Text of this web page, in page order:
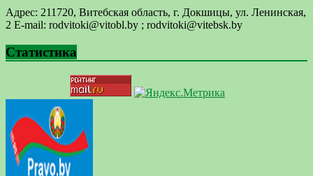
Адрес: 211720, Витебская область, г. Докшицы, ул. Ленинская,
2 E-mail: ​rodvitoki@​​vitobl​.by ; rodvitoki@vitebsk.by
Статистика